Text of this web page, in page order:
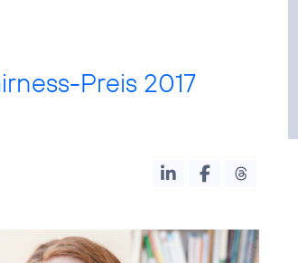
Preis 2017